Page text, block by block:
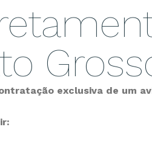
exclusiva de um